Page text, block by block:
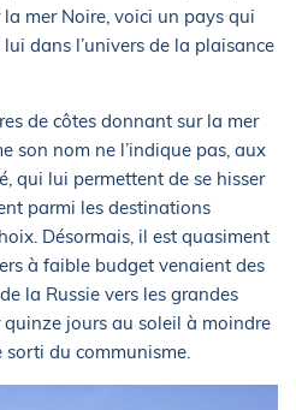
la mer Noire, voici un pays qui
dans l’univers de la plaisance
de côtes donnant sur la mer
son nom ne l’indique pas, aux
qui lui permettent de se hisser
parmi les destinations
Désormais, il est quasiment
à faible budget venaient des
la Russie vers les grandes
quinze jours au soleil à moindre
du communisme.